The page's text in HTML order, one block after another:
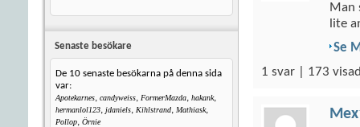
Senaste besökare
De 10 senaste besökarna på denna sida
var:
Apotekarnes, candyweiss, FormerMazda, hakank,
hermanlol123, jdaniels, Kihlstrand, Mathiask,
Pollop, Örnie
Man
lite
Se
1 svar | 173